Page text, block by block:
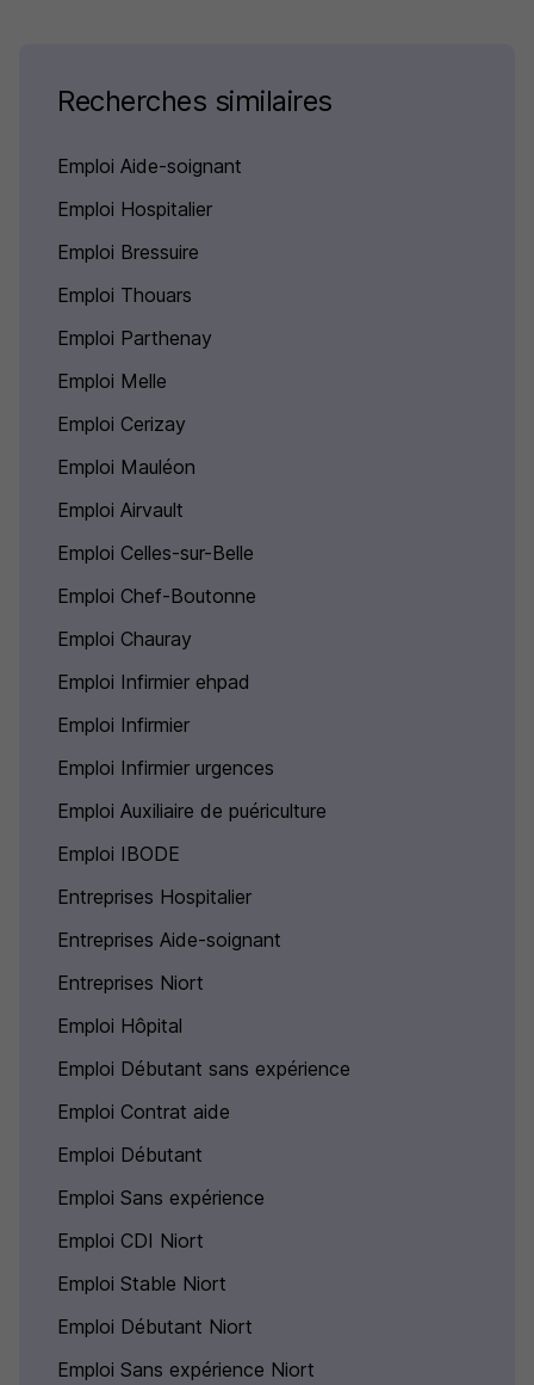
Recherches similaires
Emploi Aide-soignant
Emploi Hospitalier
Emploi Bressuire
Emploi Thouars
Emploi Parthenay
Emploi Melle
Emploi Cerizay
Emploi Mauléon
Emploi Airvault
Emploi Celles-sur-Belle
Emploi Chef-Boutonne
Emploi Chauray
Emploi Infirmier ehpad
Emploi Infirmier
Emploi Infirmier urgences
Emploi Auxiliaire de puériculture
Emploi IBODE
Entreprises Hospitalier
Entreprises Aide-soignant
Entreprises Niort
Emploi Hôpital
Emploi Débutant sans expérience
Emploi Contrat aide
Emploi Débutant
Emploi Sans expérience
Emploi CDI Niort
Emploi Stable Niort
Emploi Débutant Niort
Emploi Sans expérience Niort